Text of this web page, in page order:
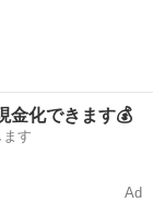
金化できます💰
す
Ad